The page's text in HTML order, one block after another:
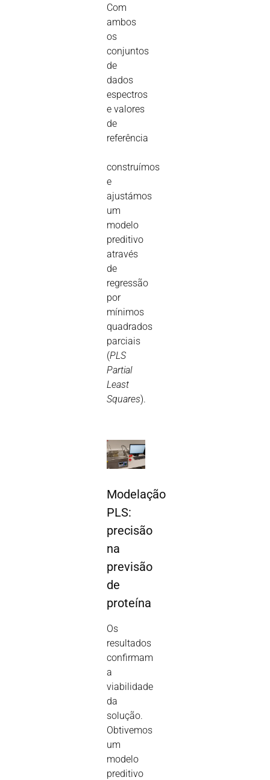
Com
ambos
os
conjuntos
de
dados 
espectros
e valores
de
referência
construímos
e
ajustámos
um
modelo
preditivo
através
de
regressão
por
mínimos
quadrados
parciais
(PLS 
Partial
Least
Squares).
Modelação
PLS:
precisão
na
previsão
de
proteína
Os
resultados
confirmam
a
viabilidade
da
solução.
Obtivemos
um
modelo
preditivo